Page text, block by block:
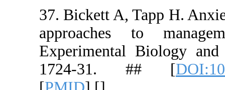
37. Bickett
1724-